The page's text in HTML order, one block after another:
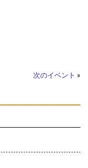
次のイベント »